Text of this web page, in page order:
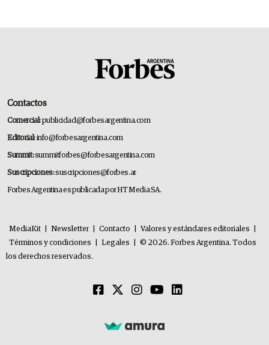
Contactos
Comercial:publicidad@forbesargentina.com
Editorial:info@forbesargentina.com
Summit:summitforbes@forbesargentina.com
Suscripciones:suscripciones@forbes.ar
Forbes Argentina es publicada por HT Media SA.
MediaKit Newsletter Contacto Valores y estándares editoriales
Términos y condiciones
Legales
© 2026. Forbes Argentina. Todos
los derechos reservados.